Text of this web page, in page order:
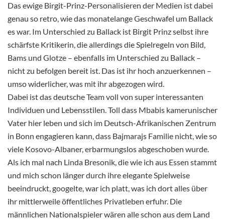
Das ewige Birgit-Prinz-Personalisieren der Medien ist dabei
genau so retro, wie das monatelange Geschwafel um Ballack
es war. Im Unterschied zu Ballack ist Birgit Prinz selbst ihre
schärfste Kritikerin, die allerdings die Spielregeln von Bild,
Bams und Glotze – ebenfalls im Unterschied zu Ballack –
nicht zu befolgen bereit ist. Das ist ihr hoch anzuerkennen –
umso widerlicher, was mit ihr abgezogen wird.
Dabei ist das deutsche Team voll von super interessanten
Individuen und Lebensstilen. Toll dass Mbabis kamerunischer
Vater hier leben und sich im Deutsch-Afrikanischen Zentrum
in Bonn engagieren kann, dass Bajmarajs Familie nicht, wie so
viele Kosovo-Albaner, erbarmungslos abgeschoben wurde.
Als ich mal nach Linda Bresonik, die wie ich aus Essen stammt
und mich schon länger durch ihre elegante Spielweise
beeindruckt, googelte, war ich platt, was ich dort alles über
ihr mittlerweile öffentliches Privatleben erfuhr. Die
männlichen Nationalspieler wären alle schon aus dem Land